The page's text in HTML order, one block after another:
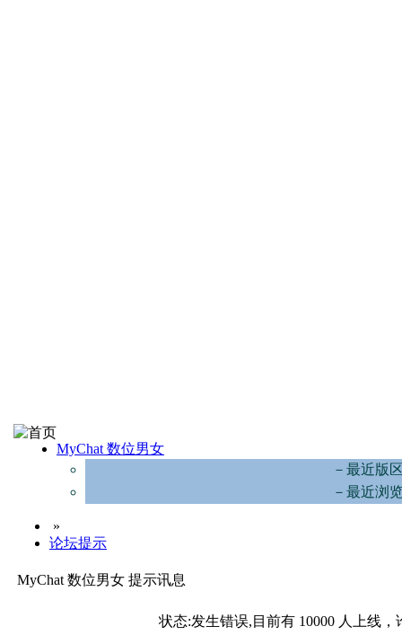
MyChat 数位男女
－最近版
－最近浏
»
论坛提示
MyChat 数位男女 提示讯息
状态:发生错误,目前有 10000 人上线